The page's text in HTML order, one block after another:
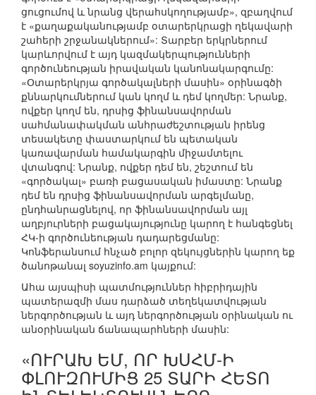
ցուցումով և նրանց վերահսկողությամբ», զբաղվում
է «քաղաքականությամբ օտարերկրացի ղեկավարի
շահերի շրջանակներում»: Տարբեր երկրներում
կարևորվում է այդ կազմակերպությունների
գործունեության իրավական կանոնակարգումը:
«Օտարերկրյա գործակալների մասին» օրինագծի
քննարկումներում կան կողմ և դեմ կողմեր: Նրանք,
ովքեր կողմ են, դրսից ֆինանսավորման
սահմանափակման անհրաժեշտության իրենց
տեսակետը փաստարկում են պետական
կառավարման համակարգին միջամտելու
վտանգով: Նրանք, ովքեր դեմ են, շեշտում են
«գործակալ» բառի բացասական իմաստը: Նրանք
դեմ են դրսից ֆինանսավորման արգելմանը,
ընդհանրացնելով, որ ֆինանսավորման այլ
աղբյուրների բացակայությունը կարող է հանգեցնել
ՀԿ-ի գործունեության դադարեցմանը:
Կոնֆերանսում հնչած բոլոր զեկույցներին կարող եք
ծանոթանալ soyuzinfo.am կայքում:
Ահա այսպիսի պատմություններ հիբրիդային
պատերազմի մաս դարձած տեղեկատվության
ներգործության և այդ ներգործության օրինական ու
անօրինական ճանապարհների մասին:
«ՈՒՐԱԽ ԵՄ, ՈՐ ԽՍՀՄ-Ի
ՓԼՈՒԶՈՒՄԻՑ 25 ՏԱՐԻ ՀԵՏՈ